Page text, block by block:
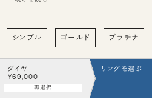
シンプル ゴールド プラチナ
ダイヤ
¥69,000
再選択
リングを選ぶ